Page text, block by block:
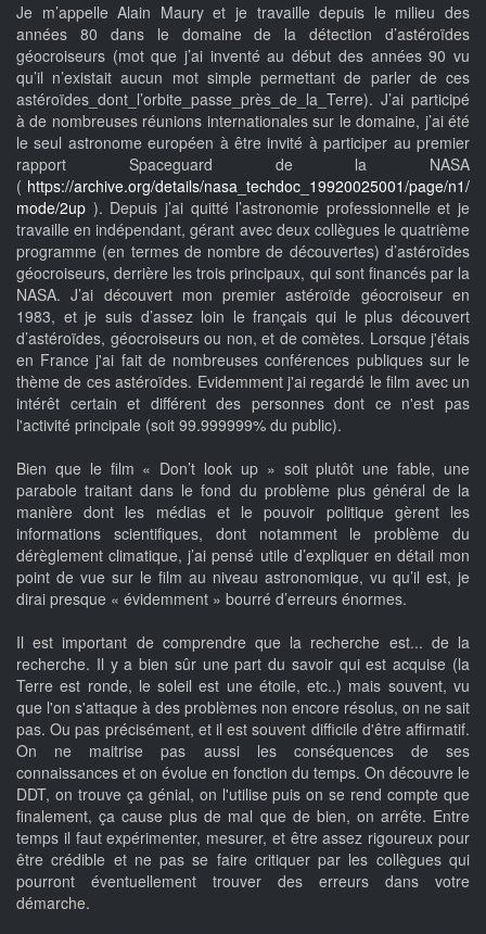
Je m’appelle Alain Maury et je travaille depuis le milieu des
années 80 dans le domaine de la détection d’astéroïdes
géocroiseurs (mot que j’ai inventé au début des années 90 vu
qu’il n’existait aucun mot simple permettant de parler de ces
astéroïdes_dont_l’orbite_passe_près_de_la_Terre). J’ai participé
à de nombreuses réunions internationales sur le domaine, j’ai été
le seul astronome européen à être invité à participer au premier
rapport Spaceguard de la NASA
( https://archive.org/details/nasa_techdoc_19920025001/page/n1/
mode/2up ). Depuis j’ai quitté l’astronomie professionnelle et je
travaille en indépendant, gérant avec deux collègues le quatrième
programme (en termes de nombre de découvertes) d’astéroïdes
géocroiseurs, derrière les trois principaux, qui sont financés par la
NASA. J’ai découvert mon premier astéroïde géocroiseur en
1983, et je suis d’assez loin le français qui le plus découvert
d’astéroïdes, géocroiseurs ou non, et de comètes. Lorsque j'étais
en France j'ai fait de nombreuses conférences publiques sur le
thème de ces astéroïdes. Evidemment j'ai regardé le film avec un
intérêt certain et différent des personnes dont ce n'est pas
l'activité principale (soit 99.999999% du public).
Bien que le film « Don’t look up » soit plutôt une fable, une
parabole traitant dans le fond du problème plus général de la
manière dont les médias et le pouvoir politique gèrent les
informations scientifiques, dont notamment le problème du
dérèglement climatique, j’ai pensé utile d’expliquer en détail mon
point de vue sur le film au niveau astronomique, vu qu’il est, je
dirai presque « évidemment » bourré d’erreurs énormes.
Il est important de comprendre que la recherche est... de la
recherche. Il y a bien sûr une part du savoir qui est acquise (la
Terre est ronde, le soleil est une étoile, etc..) mais souvent, vu
que l'on s'attaque à des problèmes non encore résolus, on ne sait
pas. Ou pas précisément, et il est souvent difficile d'être affirmatif.
On ne maitrise pas aussi les conséquences de ses
connaissances et on évolue en fonction du temps. On découvre le
DDT, on trouve ça génial, on l'utilise puis on se rend compte que
finalement, ça cause plus de mal que de bien, on arrête. Entre
temps il faut expérimenter, mesurer, et être assez rigoureux pour
être crédible et ne pas se faire critiquer par les collègues qui
pourront éventuellement trouver des erreurs dans votre
démarche.